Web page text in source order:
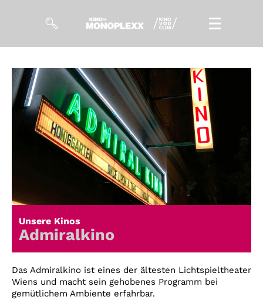
Filme
Magazin
Kuratierungen
Events
So geht’s
Filmpakete
Gutscheine
& Filmpässe
Account
Suche
Unsere Kinos
Admiralkino
Das Admiralkino ist eines der ältesten Lichtspieltheater
Wiens und macht sein gehobenes Programm bei
gemütlichem Ambiente erfahrbar.